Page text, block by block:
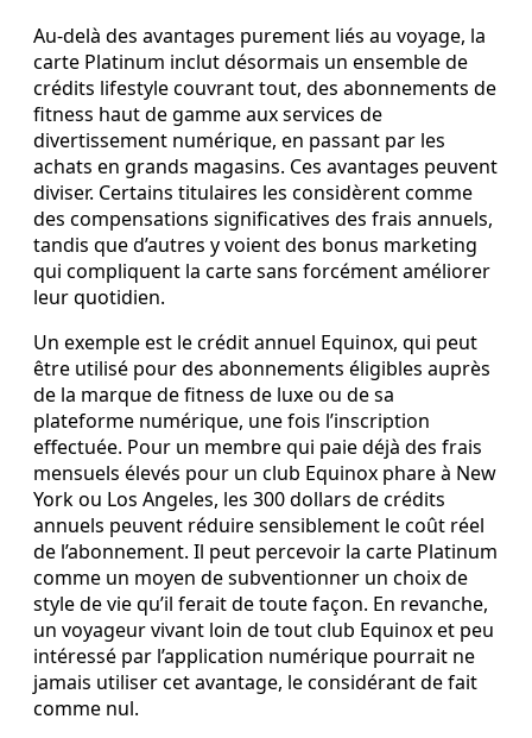
Au‑delà des avantages purement liés au voyage, la
carte Platinum inclut désormais un ensemble de
crédits lifestyle couvrant tout, des abonnements de
fitness haut de gamme aux services de
divertissement numérique, en passant par les
achats en grands magasins. Ces avantages peuvent
diviser. Certains titulaires les considèrent comme
des compensations significatives des frais annuels,
tandis que d’autres y voient des bonus marketing
qui compliquent la carte sans forcément améliorer
leur quotidien.
Un exemple est le crédit annuel Equinox, qui peut
être utilisé pour des abonnements éligibles auprès
de la marque de fitness de luxe ou de sa
plateforme numérique, une fois l’inscription
effectuée. Pour un membre qui paie déjà des frais
mensuels élevés pour un club Equinox phare à New
York ou Los Angeles, les 300 dollars de crédits
annuels peuvent réduire sensiblement le coût réel
de l’abonnement. Il peut percevoir la carte Platinum
comme un moyen de subventionner un choix de
style de vie qu’il ferait de toute façon. En revanche,
un voyageur vivant loin de tout club Equinox et peu
intéressé par l’application numérique pourrait ne
jamais utiliser cet avantage, le considérant de fait
comme nul.